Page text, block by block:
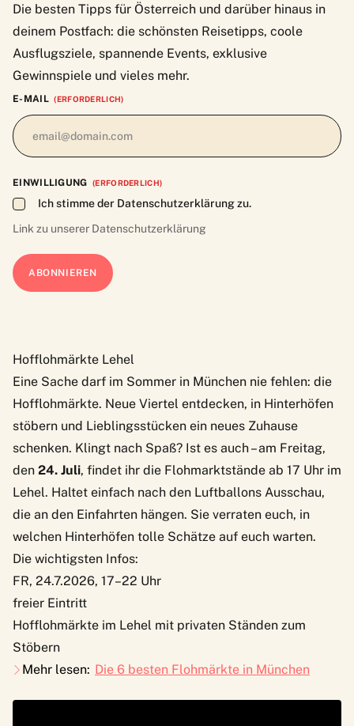
Die besten Tipps für Österreich und darüber hinaus in
deinem Postfach: die schönsten Reisetipps, coole
Ausflugsziele, spannende Events, exklusive
Gewinnspiele und vieles mehr.
E-MAIL (ERFORDERLICH)
EINWILLIGUNG (ERFORDERLICH)
Ich stimme der Datenschutzerklärung zu.
Link zu unserer Datenschutzerklärung
Hofflohmärkte Lehel
Eine Sache darf im Sommer in München nie fehlen: die
Hofflohmärkte. Neue Viertel entdecken, in Hinterhöfen
stöbern und Lieblingsstücken ein neues Zuhause
schenken. Klingt nach Spaß? Ist es auch – am Freitag,
den 24. Juli, findet ihr die Flohmarktstände ab 17 Uhr im
Lehel. Haltet einfach nach den Luftballons Ausschau,
die an den Einfahrten hängen. Sie verraten euch, in
welchen Hinterhöfen tolle Schätze auf euch warten.
Die wichtigsten Infos:
FR, 24.7.2026, 17–22 Uhr
freier Eintritt
Hofflohmärkte im Lehel mit privaten Ständen zum
Stöbern
Mehr lesen: Die 6 besten Flohmärkte in München